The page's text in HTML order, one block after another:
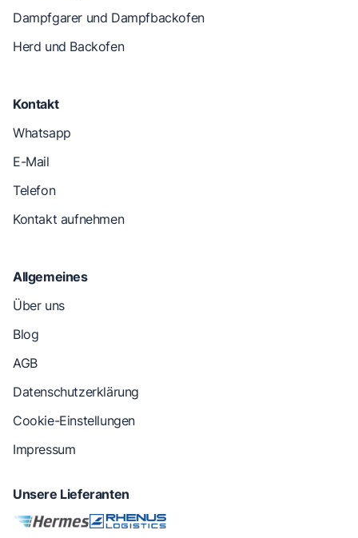
Dampfgarer und Dampfbackofen
Herd und Backofen
Kontakt
Whatsapp
E-Mail
Telefon
Kontakt aufnehmen
Allgemeines
Über uns
Blog
AGB
Datenschutzerklärung
Cookie-Einstellungen
Impressum
Unsere Lieferanten